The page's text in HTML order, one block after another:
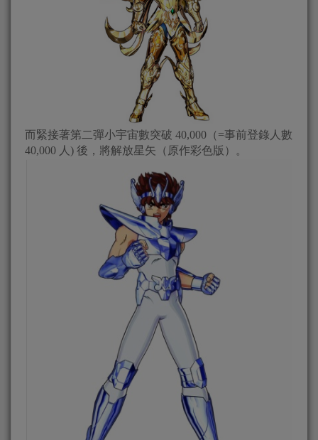
而緊接著第二彈小宇宙數突破 40,000（=事前登錄人數
40,000 人) 後，將解放星矢（原作彩色版）。